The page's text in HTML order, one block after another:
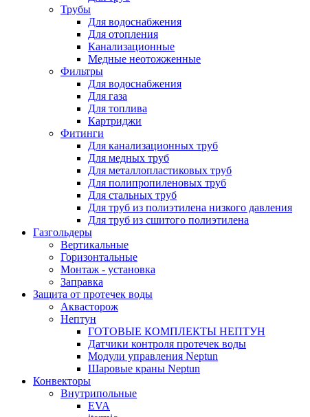
Трубы
Для водоснабжения
Для отопления
Канализационные
Медные неотожженные
Фильтры
Для водоснабжения
Для газа
Для топлива
Картриджи
Фитинги
Для канализационных труб
Для медных труб
Для металлопластиковых труб
Для полипропиленовых труб
Для стальных труб
Для труб из полиэтилена низкого давления
Для труб из сшитого полиэтилена
Газгольдеры
Вертикальные
Горизонтальные
Монтаж - установка
Заправка
Защита от протечек воды
Аквасторож
Нептун
ГОТОВЫЕ КОМПЛЕКТЫ НЕПТУН
Датчики контроля протечек воды
Модули управления Neptun
Шаровые краны Neptun
Конвекторы
Внутрипольные
EVA